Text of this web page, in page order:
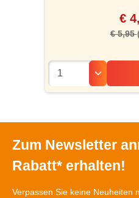
€
€ 5,95
Zum Newsletter
Rabatt* erhalten!
Verpassen Sie keine Neuheiten